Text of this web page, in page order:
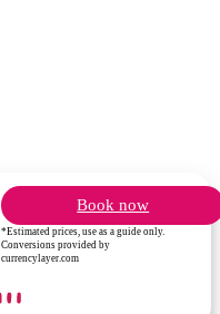
Book now
*Estimated prices, use as a guide only.
Conversions provided by
currencylayer.com